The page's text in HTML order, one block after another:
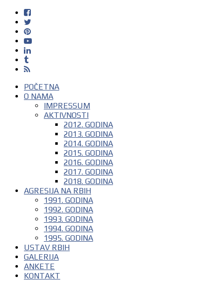
POČETNA
O NAMA
IMPRESSUM
AKTIVNOSTI
2012. GODINA
2013. GODINA
2014. GODINA
2015. GODINA
2016. GODINA
2017. GODINA
2018. GODINA
AGRESIJA NA RBIH
1991. GODINA
1992. GODINA
1993. GODINA
1994. GODINA
1995. GODINA
USTAV RBIH
GALERIJA
ANKETE
KONTAKT